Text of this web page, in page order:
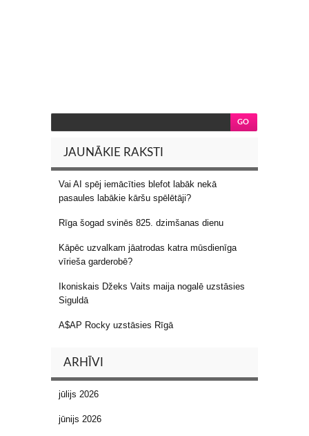
JAUNĀKIE RAKSTI
Vai AI spēj iemācīties blefot labāk nekā
pasaules labākie kāršu spēlētāji?
Rīga šogad svinēs 825. dzimšanas dienu
Kāpēc uzvalkam jāatrodas katra mūsdienīga
vīrieša garderobē?
Ikoniskais Džeks Vaits maija nogalē uzstāsies
Siguldā
A$AP Rocky uzstāsies Rīgā
ARHĪVI
jūlijs 2026
jūnijs 2026